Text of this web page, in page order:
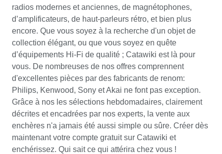
radios modernes et anciennes, de magnétophones,
d’amplificateurs, de haut-parleurs rétro, et bien plus
encore. Que vous soyez à la recherche d'un objet de
collection élégant, ou que vous soyez en quête
d’équipements Hi-Fi de qualité ; Catawiki est là pour
vous. De nombreuses de nos offres comprennent
d'excellentes pièces par des fabricants de renom:
Philips, Kenwood, Sony et Akai ne font pas exception.
Grâce à nos les sélections hebdomadaires, clairement
décrites et encadrées par nos experts, la vente aux
enchères n'a jamais été aussi simple ou sûre. Créer dès
maintenant votre compte gratuit sur Catawiki et
enchérissez. Qui sait ce qui attérira chez vous !